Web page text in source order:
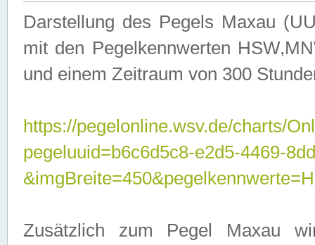
Darstellung des Pegels Maxau
mit den Pegelkennwerten
und einem Zeitraum von 300
https://pegelonline.wsv.de/charts/
pegeluuid=b6c6d5c8-e2d5-4469-
Zusätzlich zum Pegel Maxau